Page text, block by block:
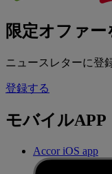
限定オファー
ニュースレターに登
登録する
モバイルAPP
Accor iOS app